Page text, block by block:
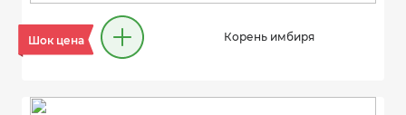
Шок цена Корень имбиря